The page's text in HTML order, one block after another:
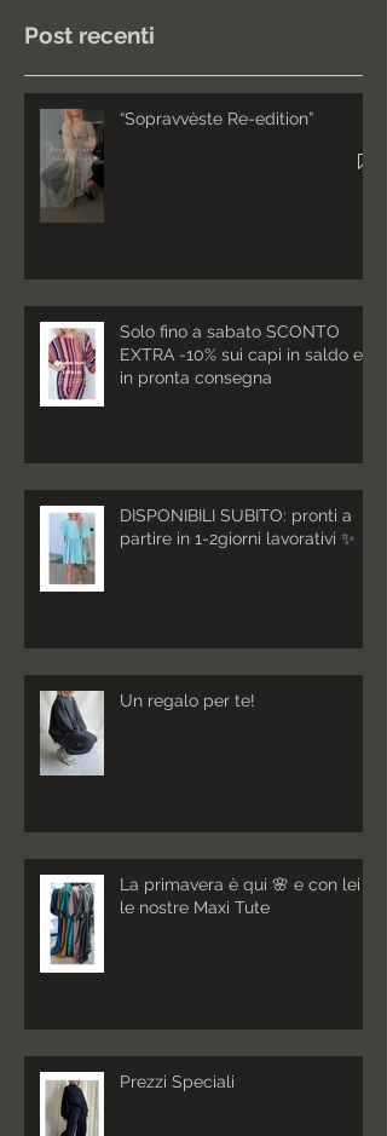
Post recenti
“Sopravvèste Re-edition”
Solo fino a sabato SCONTO
EXTRA -10% sui capi in saldo e
in pronta consegna
DISPONIBILI SUBITO: pronti a
partire in 1-2giorni lavorativi ✨
Un regalo per te!
La primavera è qui 🌸 e con lei
le nostre Maxi Tute
Prezzi Speciali